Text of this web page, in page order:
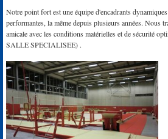
Notre point fort est une équipe d'encadrants
performantes, la même depuis plusieurs années. Nous
amicale avec les conditions matérielles et de sécurité
SALLE SPECIALISEE) .